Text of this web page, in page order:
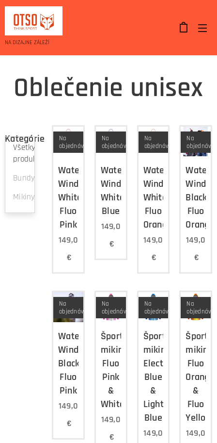
NA DIZAJNE ZÁLEŽÍ
Oblečenie unisex
Kategórie
Všetky
produkty
Bundy
Mikiny
Waterproof
Windbreaker
White
Fluo
Pink
Na
objednávku
149,0
€
Waterproof
Windbreaker
White
Blue
Na
objednávku
149,0
€
Waterproof
Windbreaker
White
Fluo
Orange
Na
objednávku
149,0
€
Black
Fluo
Orange
Na
objednávku
149,0
€
Waterproof
Windbreaker
Black
Fluo
Pink
Na
objednávku
149,0
€
Športová
mikina
Fluo
Pink
&
White
Na
objednávku
149,0
€
Športová
mikina
Electric
Blue
&
Light
Blue
Na
objednávku
149,0
mikina
Fluo
Orange
&
Fluo
Yellow
Na
objednávku
149,0